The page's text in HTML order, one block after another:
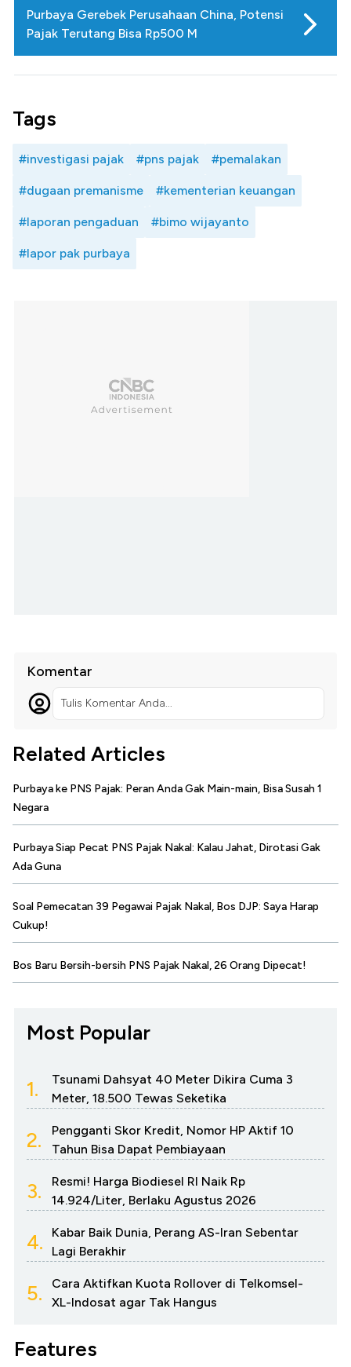
Purbaya Gerebek Perusahaan China, Potensi
Pajak Terutang Bisa Rp500 M
Tags
#investigasi pajak #pns pajak #pemalakan
#dugaan premanisme #kementerian keuangan
#laporan pengaduan #bimo wijayanto
#lapor pak purbaya
Komentar
Tulis Komentar Anda...
Related Articles
Purbaya ke PNS Pajak: Peran Anda Gak Main-main, Bisa Susah 1
Negara
Purbaya Siap Pecat PNS Pajak Nakal: Kalau Jahat, Dirotasi Gak
Ada Guna
Soal Pemecatan 39 Pegawai Pajak Nakal, Bos DJP: Saya Harap
Cukup!
Bos Baru Bersih-bersih PNS Pajak Nakal, 26 Orang Dipecat!
Most Popular
1.
Tsunami Dahsyat 40 Meter Dikira Cuma 3
Meter, 18.500 Tewas Seketika
2.
Pengganti Skor Kredit, Nomor HP Aktif 10
Tahun Bisa Dapat Pembiayaan
3.
Resmi! Harga Biodiesel RI Naik Rp
14.924/Liter, Berlaku Agustus 2026
4.
Kabar Baik Dunia, Perang AS-Iran Sebentar
Lagi Berakhir
5.
Cara Aktifkan Kuota Rollover di Telkomsel-
XL-Indosat agar Tak Hangus
Features